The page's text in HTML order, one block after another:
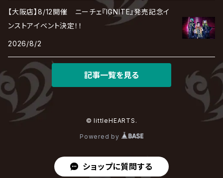
umbrella
JILUKA
Jin-Machine
DuelJewel
D'ERLANGER
電脳ヒメカ
BREAKERZ
BLAZE
The Brow Beat
MALICE MIZER
【大阪店】8/12開催 ニーチェ『IGNITE』発売記念イ
ンストアイベント決定！！
2026/8/2
記事一覧を見る
© littleHEARTS.
Powered by
ショップに質問する